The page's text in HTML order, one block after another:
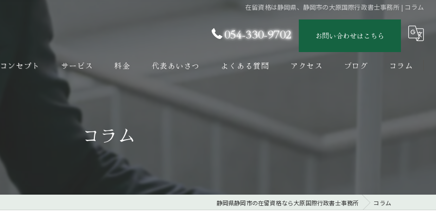
在留資格は静岡県、静岡市の大原国際行政書士事務所 | コラム
054-330-9702 お問い合わせはこちら
コンセプト サービス 料金 代表あいさつ よくある質問 アクセス ブログ コラム
コラム
静岡県静岡市の在留資格なら大原国際行政書士事務所 コラム